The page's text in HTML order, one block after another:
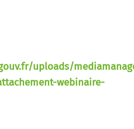
uploads/
webinaire-